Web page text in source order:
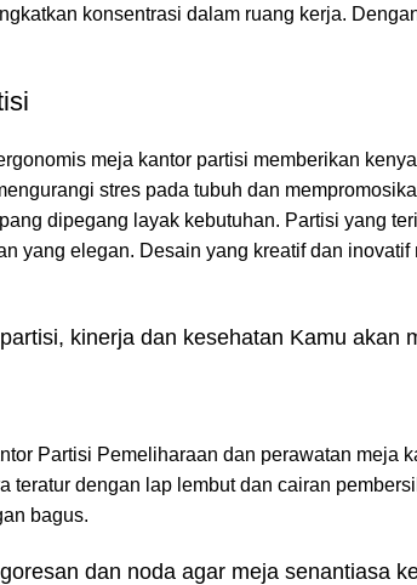
konsentrasi dalam ruang kerja.
meja kantor partisi memberikan
stres pada tubuh dan
dipegang layak kebutuhan. Partisi yang
yang elegan. Desain yang kreatif dan
kinerja dan kesehatan Kamu akan
Partisi Pemeliharaan dan perawatan meja
teratur dengan lap lembut dan cairan
bagus.
dan noda agar meja senantiasa